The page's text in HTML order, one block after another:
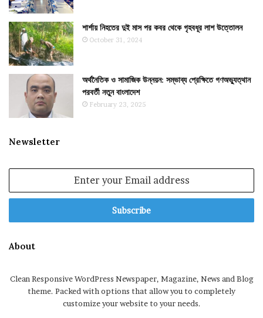
শার্শায় নিহতের দুই মাস পর কবর থেকে গৃহবধূর লাশ উত্তোলন
October 31, 2024
অর্থনৈতিক ও সামাজিক উন্নয়ন: সম্ভাব্য প্রেক্ষিতে গণঅভ্যুত্থান
পরবর্তী নতুন বাংলাদেশ
February 23, 2025
Newsletter
Email
About
Clean Responsive WordPress Newspaper, Magazine, News and Blog
theme. Packed with options that allow you to completely
customize your website to your needs.